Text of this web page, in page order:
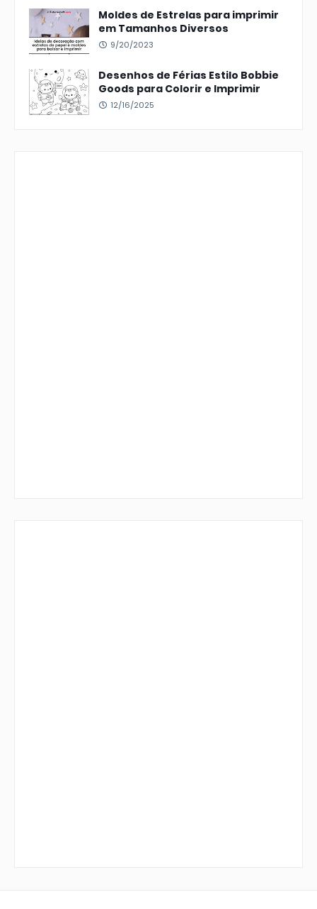
Moldes de Estrelas para imprimir
em Tamanhos Diversos
9/20/2023
Desenhos de Férias Estilo Bobbie
Goods para Colorir e Imprimir
12/16/2025